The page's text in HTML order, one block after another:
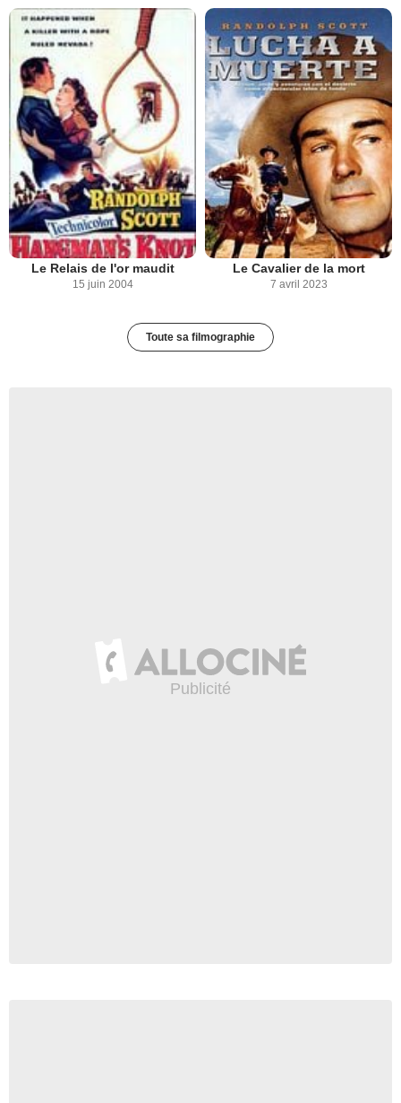
Le Relais de l'or maudit
15 juin 2004
Le Cavalier de la mort
7 avril 2023
Toute sa filmographie